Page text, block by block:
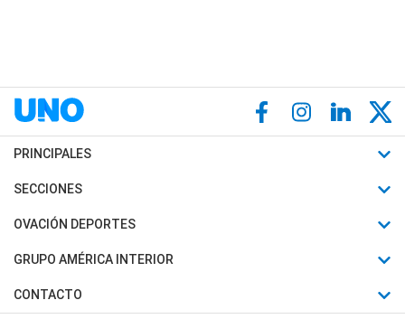
PRINCIPALES
Últimas Noticias
Política
Judiciales
SECCIONES
Horóscopo
Motores
Trucos caseros
OVACIÓN DEPORTES
Fútbol
Mundial
GRUPO AMÉRICA INTERIOR
Canal 7 en Vivo
CONTACTO